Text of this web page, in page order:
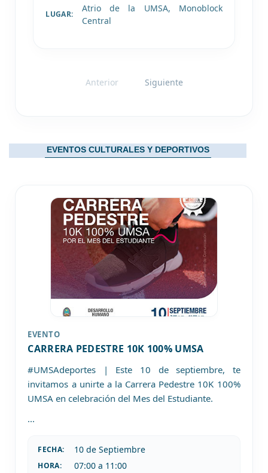
LUGAR:
Atrio de la UMSA, Monoblock
Central
Anterior Siguiente
EVENTOS CULTURALES Y DEPORTIVOS
EVENTO
CARRERA PEDESTRE 10K 100% UMSA
#UMSAdeportes | Este 10 de septiembre, te
invitamos a unirte a la Carrera Pedestre 10K 100%
UMSA en celebración del Mes del Estudiante.
...
FECHA: 10 deSeptiembre
HORA: 07:00 a 11:00